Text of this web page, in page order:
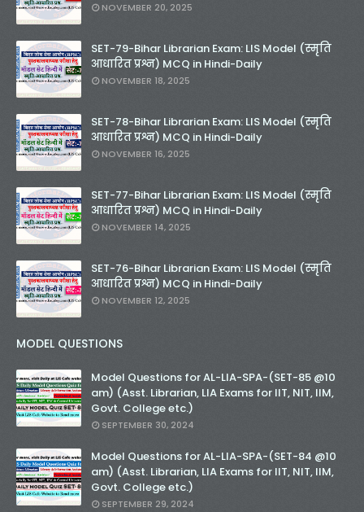
NOVEMBER 20, 2025
SET-79-Bihar Librarian Exam: LIS Model (स्मृति
आधारित प्रश्न) MCQ in Hindi-Daily
NOVEMBER 18, 2025
SET-78-Bihar Librarian Exam: LIS Model (स्मृति
आधारित प्रश्न) MCQ in Hindi-Daily
NOVEMBER 16, 2025
SET-77-Bihar Librarian Exam: LIS Model (स्मृति
आधारित प्रश्न) MCQ in Hindi-Daily
NOVEMBER 14, 2025
SET-76-Bihar Librarian Exam: LIS Model (स्मृति
आधारित प्रश्न) MCQ in Hindi-Daily
NOVEMBER 12, 2025
MODEL QUESTIONS
Model Questions for AL-LIA-SPA-(SET-85 @10
am) (Asst. Librarian, LIA Exams for IIT, NIT, IIM,
Govt. College etc.)
SEPTEMBER 30, 2024
Model Questions for AL-LIA-SPA-(SET-84 @10
am) (Asst. Librarian, LIA Exams for IIT, NIT, IIM,
Govt. College etc.)
SEPTEMBER 29, 2024